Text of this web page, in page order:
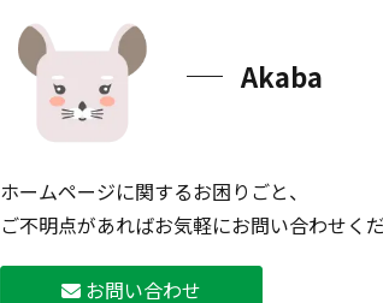
Akaba
ホームページに関するお困りごと、
ご不明点があればお気軽にお問い合わせくだ
お問い合わせ